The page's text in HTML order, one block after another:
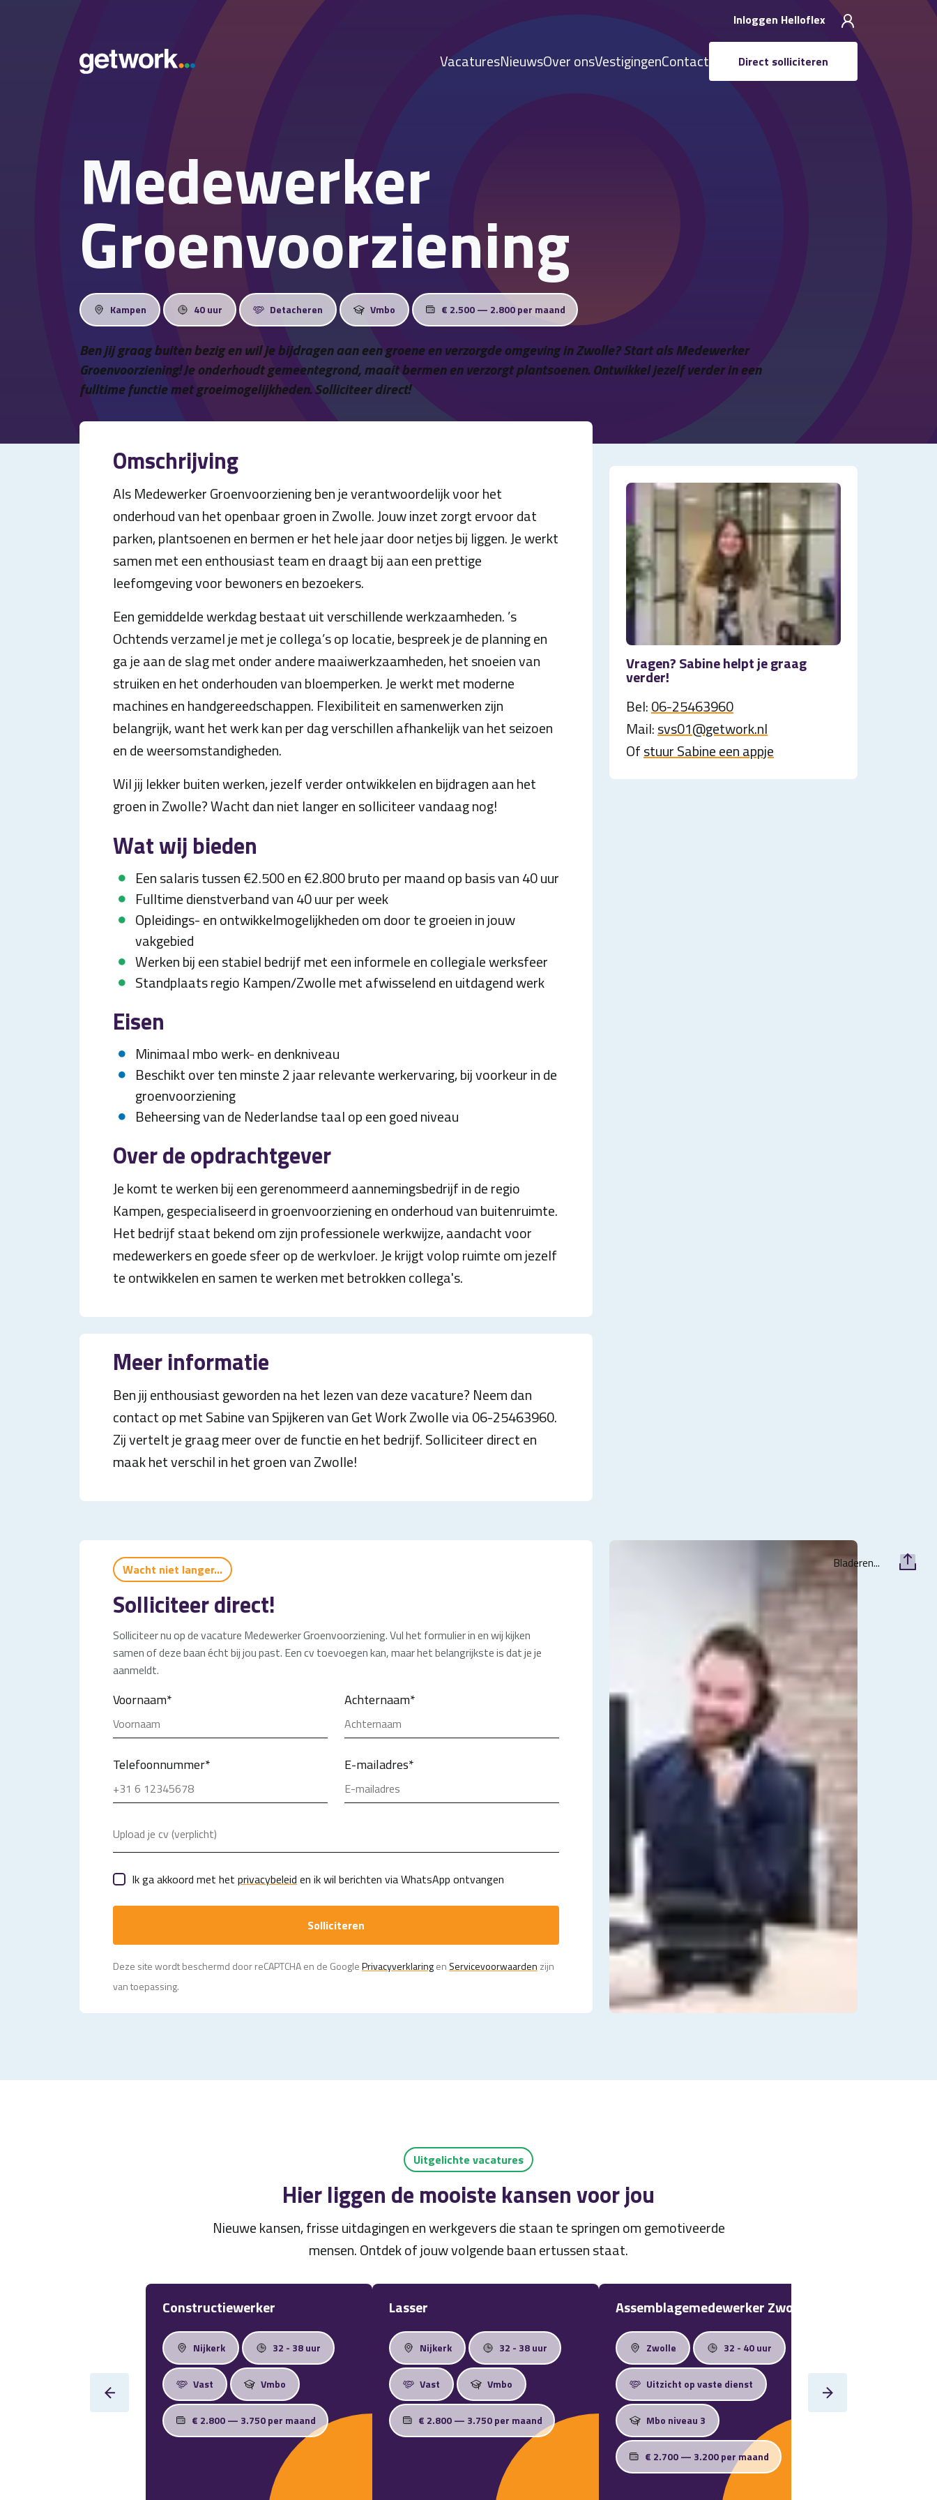
Inloggen Helloflex
VacaturesNieuwsOver onsVestigingenContact Direct solliciteren
Medewerker
Groenvoorziening
Kampen 40 uur Detacheren Vmbo € 2.500 — 2.800 per maand
Ben jij graag buiten bezig en wil je bijdragen aan een groene en verzorgde omgeving in Zwolle? Start als Medewerker
Groenvoorziening! Je onderhoudt gemeentegrond, maait bermen en verzorgt plantsoenen. Ontwikkel jezelf verder in een
fulltime functie met groeimogelijkheden. Solliciteer direct!
Omschrijving
Als Medewerker Groenvoorziening ben je verantwoordelijk voor het
onderhoud van het openbaar groen in Zwolle. Jouw inzet zorgt ervoor dat
parken, plantsoenen en bermen er het hele jaar door netjes bij liggen. Je werkt
samen met een enthousiast team en draagt bij aan een prettige
leefomgeving voor bewoners en bezoekers.
Een gemiddelde werkdag bestaat uit verschillende werkzaamheden. ’s
Ochtends verzamel je met je collega’s op locatie, bespreek je de planning en
ga je aan de slag met onder andere maaiwerkzaamheden, het snoeien van
struiken en het onderhouden van bloemperken. Je werkt met moderne
machines en handgereedschappen. Flexibiliteit en samenwerken zijn
belangrijk, want het werk kan per dag verschillen afhankelijk van het seizoen
en de weersomstandigheden.
Wil jij lekker buiten werken, jezelf verder ontwikkelen en bijdragen aan het
groen in Zwolle? Wacht dan niet langer en solliciteer vandaag nog!
Wat wij bieden
Een salaris tussen €2.500 en €2.800 bruto per maand op basis van 40 uur
Fulltime dienstverband van 40 uur per week
Opleidings- en ontwikkelmogelijkheden om door te groeien in jouw
vakgebied
Werken bij een stabiel bedrijf met een informele en collegiale werksfeer
Standplaats regio Kampen/Zwolle met afwisselend en uitdagend werk
Eisen
Minimaal mbo werk- en denkniveau
Beschikt over ten minste 2 jaar relevante werkervaring, bij voorkeur in de
groenvoorziening
Beheersing van de Nederlandse taal op een goed niveau
Over de opdrachtgever
Je komt te werken bij een gerenommeerd aannemingsbedrijf in de regio
Kampen, gespecialiseerd in groenvoorziening en onderhoud van buitenruimte.
Het bedrijf staat bekend om zijn professionele werkwijze, aandacht voor
medewerkers en goede sfeer op de werkvloer. Je krijgt volop ruimte om jezelf
te ontwikkelen en samen te werken met betrokken collega's.
Meer informatie
Ben jij enthousiast geworden na het lezen van deze vacature? Neem dan
contact op met Sabine van Spijkeren van Get Work Zwolle via 06-25463960.
Zij vertelt je graag meer over de functie en het bedrijf. Solliciteer direct en
maak het verschil in het groen van Zwolle!
Vragen? Sabine helpt je graag
verder!
Bel:06-25463960
Mail:svs01@getwork.nl
Ofstuur Sabine een appje
Wacht niet langer...
Solliciteer direct!
Solliciteer nu op de vacature Medewerker Groenvoorziening. Vul het formulier in en wij kijken
samen of deze baan écht bij jou past. Een cv toevoegen kan, maar het belangrijkste is dat je je
aanmeldt.
Voornaam* Achternaam*
Telefoonnummer* E-mailadres*
Upload je cv (verplicht)
Bladeren...
Ik ga akkoord met het privacybeleid en ik wil berichten via WhatsApp ontvangen
Solliciteren
Deze site wordt beschermd door reCAPTCHA en de GooglePrivacy­verklaringen Servicevoorwaarden zijn
van toepassing.
Uitgelichte vacatures
Hier liggen de mooiste kansen voor jou
Nieuwe kansen, frisse uitdagingen en werkgevers die staan te springen om gemotiveerde
mensen. Ontdek of jouw volgende baan ertussen staat.
Constructiewerker
Nijkerk 32 - 38 uur
Vast Vmbo
€ 2.800 — 3.750 per maand
Lasser
Nijkerk 32 - 38 uur
Vast Vmbo
€ 2.800 — 3.750 per maand
Assemblagemedewerker Zwolle
Zwolle 32 - 40 uur
Uitzicht op vaste dienst
Mbo niveau 3
€ 2.700 — 3.200 per maand